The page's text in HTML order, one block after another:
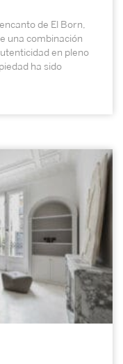
de El Born,
una combinación
en pleno
ha sido